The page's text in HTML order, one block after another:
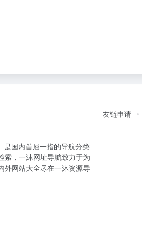
是国内首屈一指的导航分类
索，一沐网址导航致力于为
外网站大全尽在一沐资源导
友链申请